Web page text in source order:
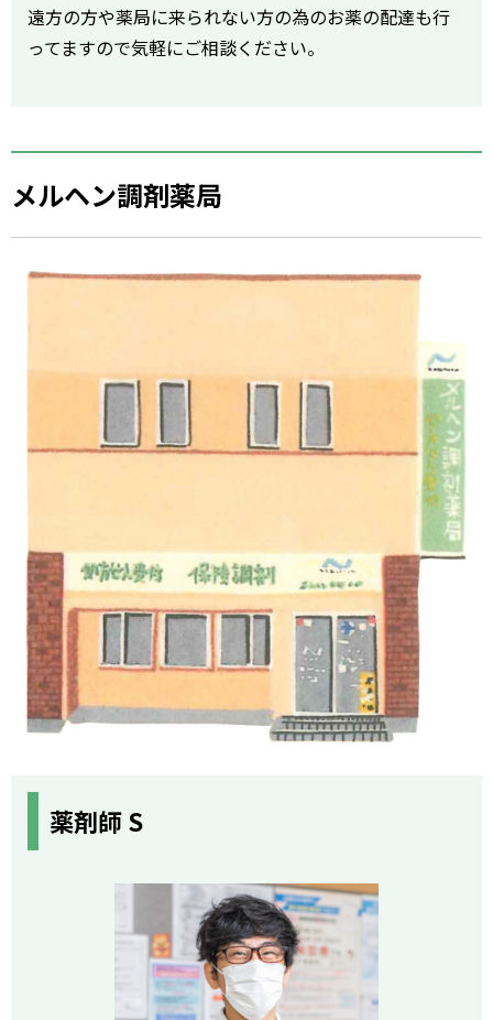
遠方の方や薬局に来られない方の為のお薬の配達も行
ってますので気軽にご相談ください。
メルヘン調剤薬局
薬剤師 S